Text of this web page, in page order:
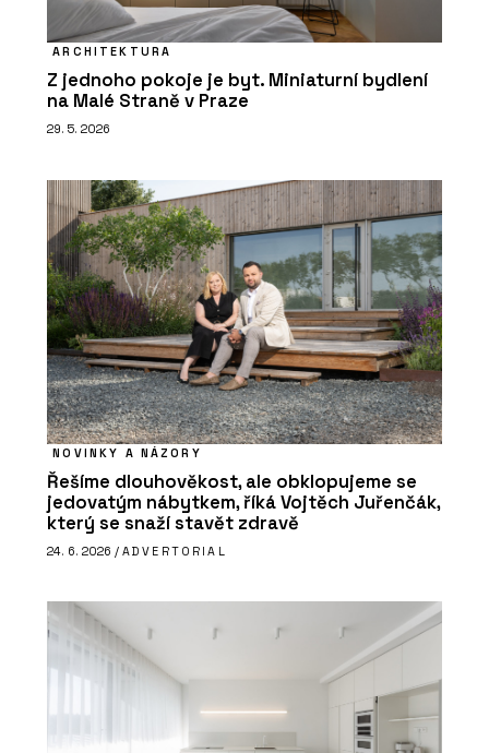
ARCHITEKTURA
Z jednoho pokoje je byt. Miniaturní bydlení
na Malé Straně v Praze
29. 5. 2026
NOVINKY A NÁZORY
Řešíme dlouhověkost, ale obklopujeme se
jedovatým nábytkem, říká Vojtěch Juřenčák,
který se snaží stavět zdravě
24. 6. 2026 / ADVERTORIAL